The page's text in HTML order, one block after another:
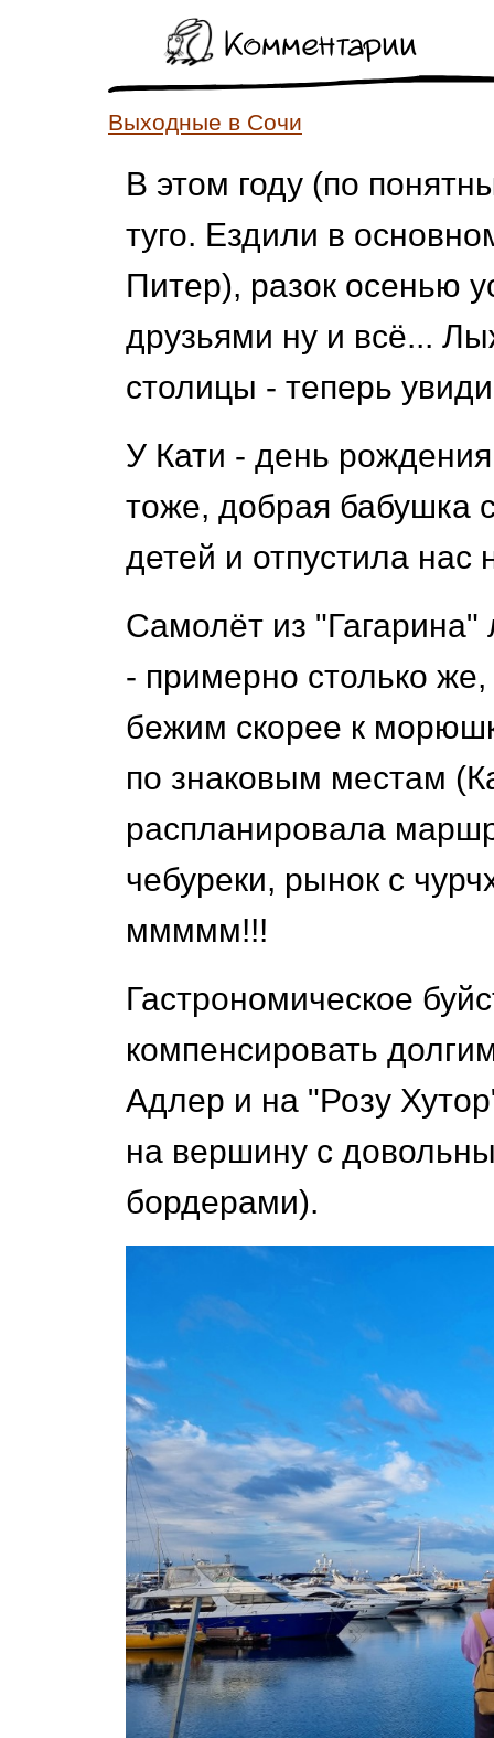
Комментарии
Выходные в Сочи
В этом году (по
туго. Ездили в
Питер), разок осенью
друзьями ну и всё...
столицы - теперь
У Кати - день
тоже, добрая бабушка
детей и отпустила
Самолёт из "Гагарина"
- примерно столько
бежим скорее к
по знаковым местам
распланировала
чебуреки, рынок с
ммммм!!!
Гастрономическое
компенсировать
Адлер и на "Розу
на вершину с
бордерами).